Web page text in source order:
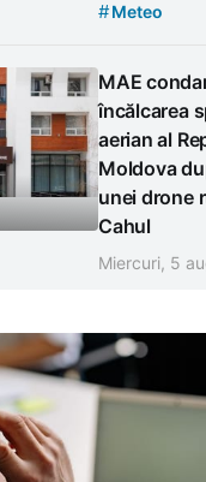
#Meteo
MAE
încălcarea
aerian al
Moldova
unei drone
Cahul
Miercuri, 5